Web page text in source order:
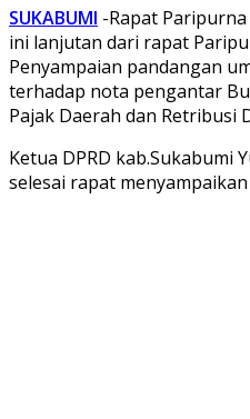
SUKABUMI -Rapat Paripurna
ini lanjutan dari rapat
Penyampaian pandangan
terhadap nota pengantar
Pajak Daerah dan Retribusi
Ketua DPRD kab.Sukabumi
selesai rapat menyampaikan